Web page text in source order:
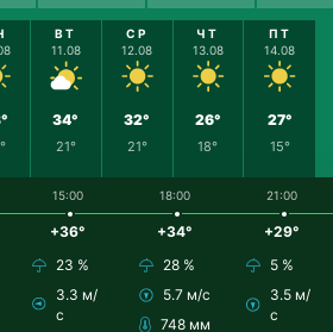
ВТ
11.08
34°
21°
СР
12.08
32°
21°
ЧТ
13.08
26°
18°
ПТ
14.08
27°
15°
15:00
+36°
23 %
3.3 м/
с
18:00
+34°
28 %
5.7 м/с
748 мм
21:00
+29°
5 %
3.5 м/
с